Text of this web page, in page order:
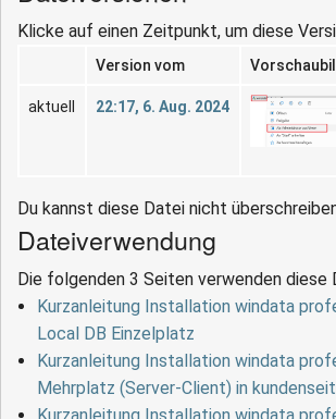
Klicke auf einen Zeitpunkt, um diese
Version vom
aktuell 22:17, 6. Aug. 2024
Du kannst diese Datei nicht
Dateiverwendung
Die folgenden 3 Seiten verwenden diese
Kurzanleitung Installation windata
Local DB Einzelplatz
Kurzanleitung Installation windata
Mehrplatz (Server-Client) in